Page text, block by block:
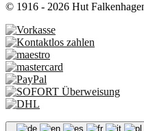
© 1916 - 2026 Hut